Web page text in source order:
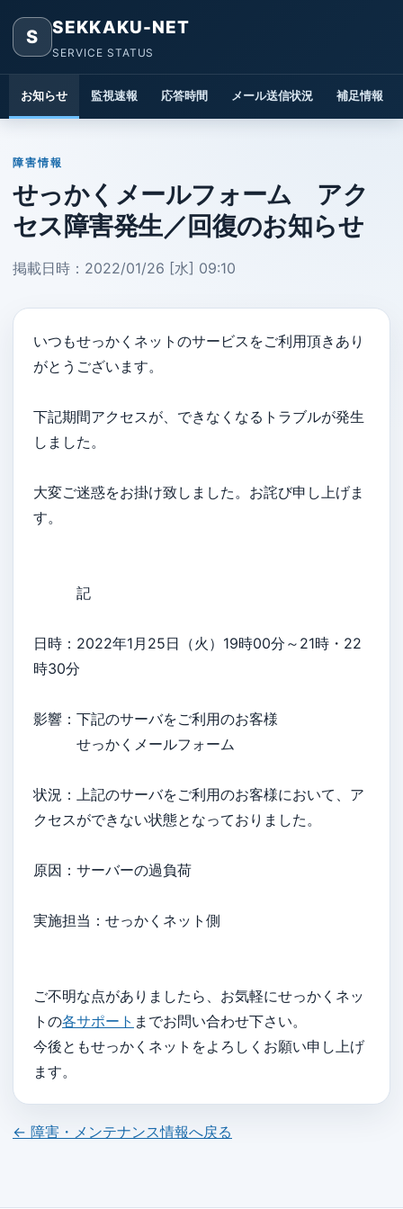
S SEKKAKU-NET
SERVICE STATUS
お知らせ 監視速報 応答時間 メール送信状況 補足情報
障害情報
せっかくメールフォーム アク
セス障害発生／回復のお知らせ
掲載日時：2022/01/26 [水] 09:10
いつもせっかくネットのサービスをご利用頂きあり
がとうございます。
下記期間アクセスが、できなくなるトラブルが発生
しました。
大変ご迷惑をお掛け致しました。お詫び申し上げま
す。
記
日時：2022年1月25日（火）19時00分～21時・22
時30分
影響：下記のサーバをご利用のお客様
せっかくメールフォーム
状況：上記のサーバをご利用のお客様において、ア
クセスができない状態となっておりました。
原因：サーバーの過負荷
実施担当：せっかくネット側
ご不明な点がありましたら、お気軽にせっかくネッ
トの各サポート までお問い合わせ下さい。
今後ともせっかくネットをよろしくお願い申し上げ
ます。
← 障害・メンテナンス情報へ戻る